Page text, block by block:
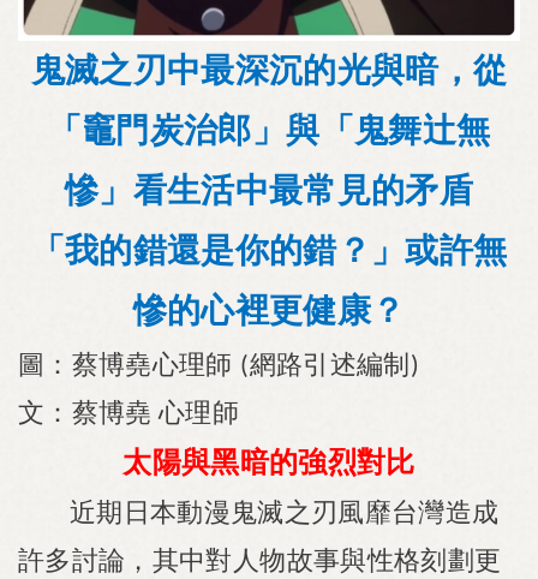
鬼滅之刃中最深沉的光與暗，從
「竈門炭治郎」與「鬼舞辻無
慘」看生活中最常見的矛盾
「我的錯還是你的錯？」或許無
慘的心裡更健康？
圖：蔡博堯心理師 (網路引述編制)
文：蔡博堯 心理師
太陽與黑暗的強烈對比
近期日本動漫鬼滅之刃風靡台灣造成
許多討論，其中對人物故事與性格刻劃更